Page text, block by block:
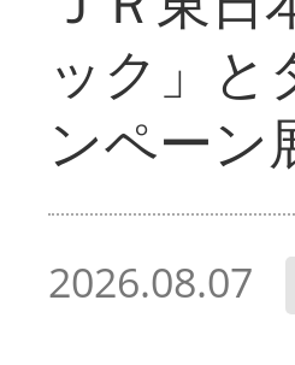
ック」と
ンペーン
2026.08.07